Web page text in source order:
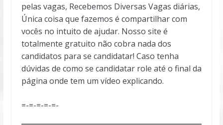
pelas vagas, Recebemos Diversas Vagas diárias,
Única coisa que fazemos é compartilhar com
vocês no intuito de ajudar. Nosso site é
totalmente gratuito não cobra nada dos
candidatos para se candidatar! Caso tenha
dúvidas de como se candidatar role até o final da
página onde tem um vídeo explicando.
=-=-=-=-=-